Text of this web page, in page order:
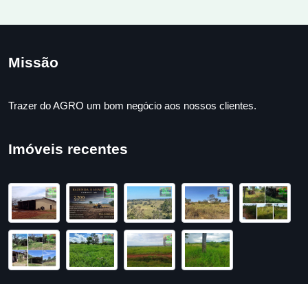
Missão
Trazer do AGRO um bom negócio aos nossos clientes.
Imóveis recentes